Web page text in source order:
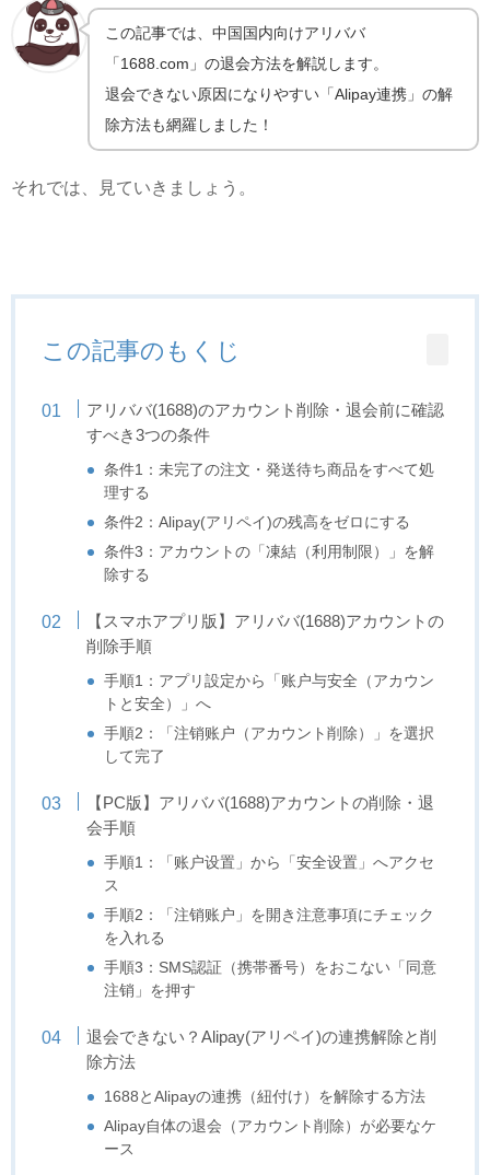
この記事では、中国国内向けアリババ
「1688.com」の退会方法を解説します。
退会できない原因になりやすい「Alipay連携」の解
除方法も網羅しました！
それでは、見ていきましょう。
この記事のもくじ
アリババ(1688)のアカウント削除・退会前に確認
すべき3つの条件
条件1：未完了の注文・発送待ち商品をすべて処
理する
条件2：Alipay(アリペイ)の残高をゼロにする
条件3：アカウントの「凍結（利用制限）」を解
除する
【スマホアプリ版】アリババ(1688)アカウントの
削除手順
手順1：アプリ設定から「账户与安全（アカウン
トと安全）」へ
手順2：「注销账户（アカウント削除）」を選択
して完了
【PC版】アリババ(1688)アカウントの削除・退
会手順
手順1：「账户设置」から「安全设置」へアクセ
ス
手順2：「注销账户」を開き注意事項にチェック
を入れる
手順3：SMS認証（携帯番号）をおこない「同意
注销」を押す
退会できない？Alipay(アリペイ)の連携解除と削
除方法
1688とAlipayの連携（紐付け）を解除する方法
Alipay自体の退会（アカウント削除）が必要なケ
ース